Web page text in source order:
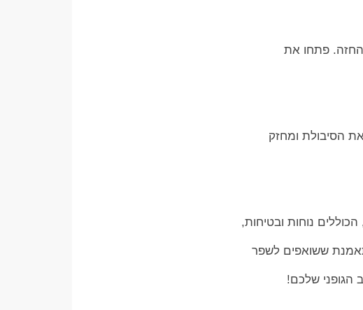
החזה. פתחו את
הסיבולת ומחזק
נוחות ובטיחות,
מתאמנת ששואפים לשפר
הגופני שלכם!